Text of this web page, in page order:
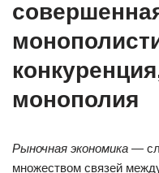
монополия
Рыночная экономика —
множеством связей